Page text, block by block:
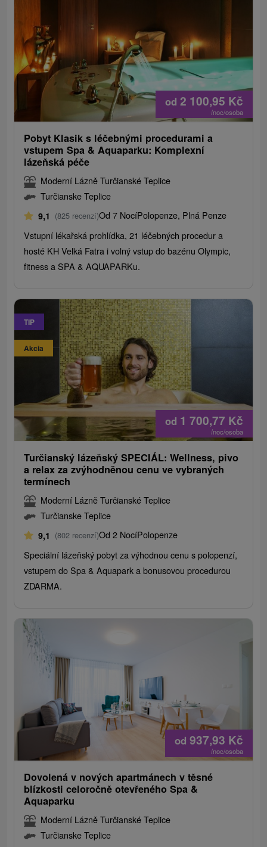
od 2 100,95 Kč
/noc/osoba
Pobyt Klasik s léčebnými procedurami a
vstupem Spa & Aquaparku: Komplexní
lázeňská péče
Moderní Lázně Turčianské Teplice
Turčianske Teplice
9,1 (825 recenzí)Od 7 NocíPolopenze, Plná Penze
Vstupní lékařská prohlídka, 21 léčebných procedur a
hosté KH Velká Fatra i volný vstup do bazénu Olympic,
fitness a SPA & AQUAPARKu.
TIP
Akcia
od 1 700,77 Kč
/noc/osoba
Turčianský lázeňský SPECIÁL: Wellness, pivo
a relax za zvýhodněnou cenu ve vybraných
termínech
Moderní Lázně Turčianské Teplice
Turčianske Teplice
9,1 (802 recenzí)Od 2 NocíPolopenze
Speciální lázeňský pobyt za výhodnou cenu s polopenzí,
vstupem do Spa & Aquapark a bonusovou procedurou
ZDARMA.
od 937,93 Kč
/noc/osoba
Dovolená v nových apartmánech v těsné
blízkosti celoročně otevřeného Spa &
Aquaparku
Moderní Lázně Turčianské Teplice
Turčianske Teplice